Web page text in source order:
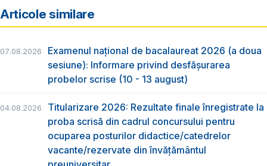
Articole similare
07.08.2026
Examenul național de bacalaureat 2026 (a doua
sesiune): Informare privind desfășurarea
probelor scrise (10 - 13 august)
04.08.2026
Titularizare 2026: Rezultate finale înregistrate la
proba scrisă din cadrul concursului pentru
ocuparea posturilor didactice/catedrelor
vacante/rezervate din învăţământul